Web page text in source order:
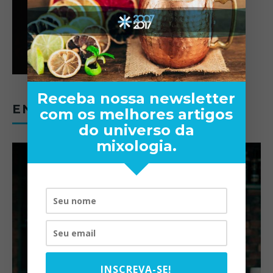
ENTREVISTAS
Receba nossa newsletter
com os melhores artigos
do universo da
mixologia.
INSCREVA-SE!